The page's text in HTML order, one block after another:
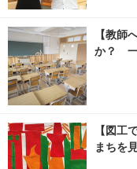
【教師
か？ 一
【図工
まちを